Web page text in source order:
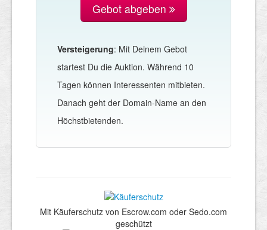
Gebot abgeben
Versteigerung: Mit Deinem Gebot
startest Du die Auktion. Während 10
Tagen können Interessenten mitbieten.
Danach geht der Domain-Name an den
Höchstbietenden.
Mit Käuferschutz von Escrow.com oder Sedo.com
geschützt